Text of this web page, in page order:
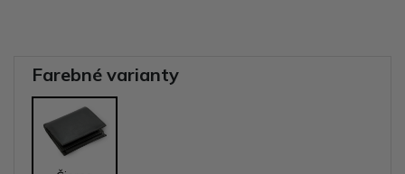
Farebné varianty